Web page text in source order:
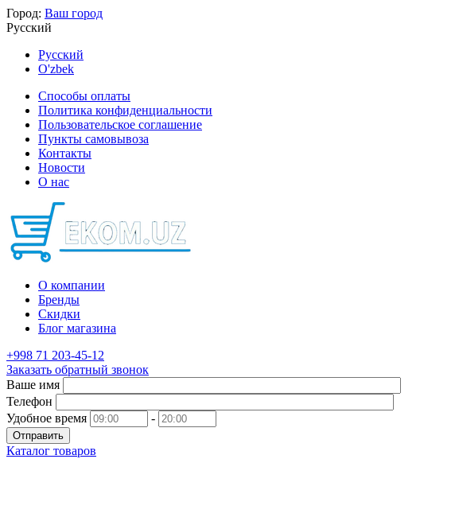
Город: Ваш город
Русский
Русский
O'zbek
Способы оплаты
Политика конфиденциальности
Пользовательское соглашение
Пункты самовывоза
Контакты
Новости
О нас
О компании
Бренды
Скидки
Блог магазина
+998 71 203-45-12
Заказать обратный звонок
Ваше имя
Телефон
Удобное время
-
Отправить
Каталог товаров